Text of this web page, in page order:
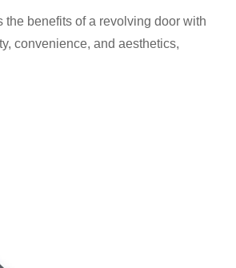
benefits of a revolving door with
convenience, and aesthetics,